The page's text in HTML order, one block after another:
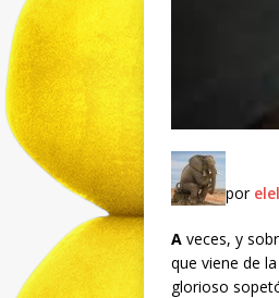
por
A veces, y
que viene de
glorioso